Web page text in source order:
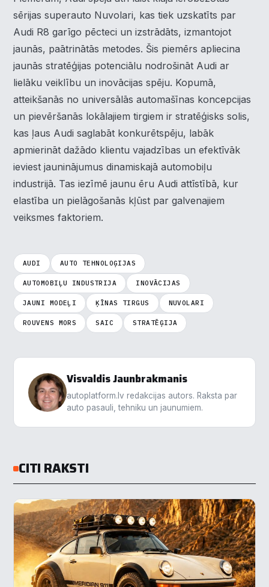
sērijas superauto Nuvolari, kas tiek uzskatīts par
Audi R8 garīgo pēcteci un izstrādāts, izmantojot
jaunās, paātrinātās metodes. Šis piemērs apliecina
jaunās stratēģijas potenciālu nodrošināt Audi ar
lielāku veiklību un inovācijas spēju. Kopumā,
atteikšanās no universālās automašīnas koncepcijas
un pievēršanās lokālajiem tirgiem ir stratēģisks solis,
kas ļaus Audi saglabāt konkurētspēju, labāk
apmierināt dažādo klientu vajadzības un efektīvāk
ieviest jauninājumus dinamiskajā automobiļu
industrijā. Tas iezīmē jaunu ēru Audi attīstībā, kur
elastība un pielāgošanās kļūst par galvenajiem
veiksmes faktoriem.
AUDI AUTO TEHNOLOĢIJAS
AUTOMOBIĻU INDUSTRIJA INOVĀCIJAS
JAUNI MODEĻI ĶĪNAS TIRGUS NUVOLARI
ROUVENS MORS SAIC STRATĒĢIJA
Visvaldis Jaunbrakmanis
autoplatform.lv redakcijas autors. Raksta par
auto pasauli, tehniku un jaunumiem.
CITI RAKSTI
×
pārvietoties un veikt noteiktas funkcijas. Zemāk katras
piekrišanas kategorijā atradīsiet detalizētu informāciju par
visām sīk... Rādīt vairāk
▶ Nepieciešamās
Analītika
Veiktspēja
Saglabāt preferences